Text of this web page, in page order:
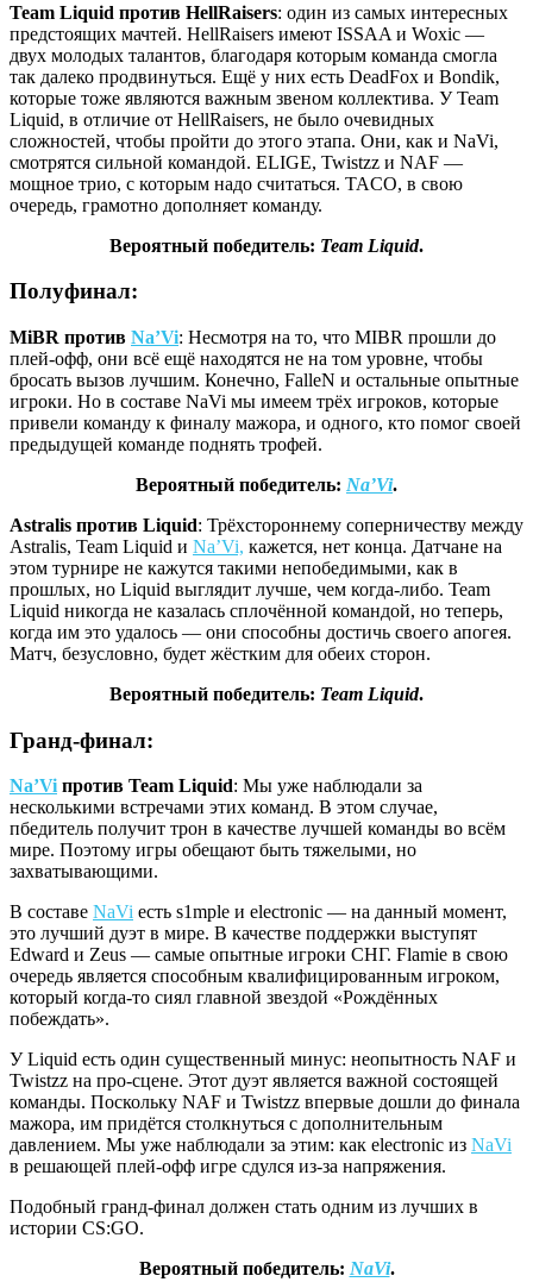
Team Liquid против HellRaisers: один из самых интересных
предстоящих мачтей. HellRaisers имеют ISSAA и Woxic —
двух молодых талантов, благодаря которым команда смогла
так далеко продвинуться. Ещё у них есть DeadFox и Bondik,
которые тоже являются важным звеном коллектива. У Team
Liquid, в отличие от HellRaisers, не было очевидных
сложностей, чтобы пройти до этого этапа. Они, как и NaVi,
смотрятся сильной командой. ELIGE, Twistzz и NAF —
мощное трио, с которым надо считаться. TACO, в свою
очередь, грамотно дополняет команду.
Вероятный победитель: Team Liquid.
Полуфинал:
MiBR против Na’Vi: Несмотря на то, что MIBR прошли до
плей-офф, они всё ещё находятся не на том уровне, чтобы
бросать вызов лучшим. Конечно, FalleN и остальные опытные
игроки. Но в составе NaVi мы имеем трёх игроков, которые
привели команду к финалу мажора, и одного, кто помог своей
предыдущей команде поднять трофей.
Вероятный победитель: Na’Vi.
Astralis против Liquid: Трёхстороннему соперничеству между
Astralis, Team Liquid и Na’Vi, кажется, нет конца. Датчане на
этом турнире не кажутся такими непобедимыми, как в
прошлых, но Liquid выглядит лучше, чем когда-либо. Team
Liquid никогда не казалась сплочённой командой, но теперь,
когда им это удалось — они способны достичь своего апогея.
Матч, безусловно, будет жёстким для обеих сторон.
Вероятный победитель: Team Liquid.
Гранд-финал:
Na’Vi против Team Liquid: Мы уже наблюдали за
несколькими встречами этих команд. В этом случае,
пбедитель получит трон в качестве лучшей команды во всём
мире. Поэтому игры обещают быть тяжелыми, но
захватывающими.
В составе NaVi есть s1mple и electronic — на данный момент,
это лучший дуэт в мире. В качестве поддержки выступят
Edward и Zeus — самые опытные игроки СНГ. Flamie в свою
очередь является способным квалифицированным игроком,
который когда-то сиял главной звездой «Рождённых
побеждать».
У Liquid есть один существенный минус: неопытность NAF и
Twistzz на про-сцене. Этот дуэт является важной состоящей
команды. Поскольку NAF и Twistzz впервые дошли до финала
мажора, им придётся столкнуться с дополнительным
давлением. Мы уже наблюдали за этим: как electronic из NaVi
в решающей плей-офф игре сдулся из-за напряжения.
Подобный гранд-финал должен стать одним из лучших в
истории CS:GO.
Вероятный победитель: NaVi.